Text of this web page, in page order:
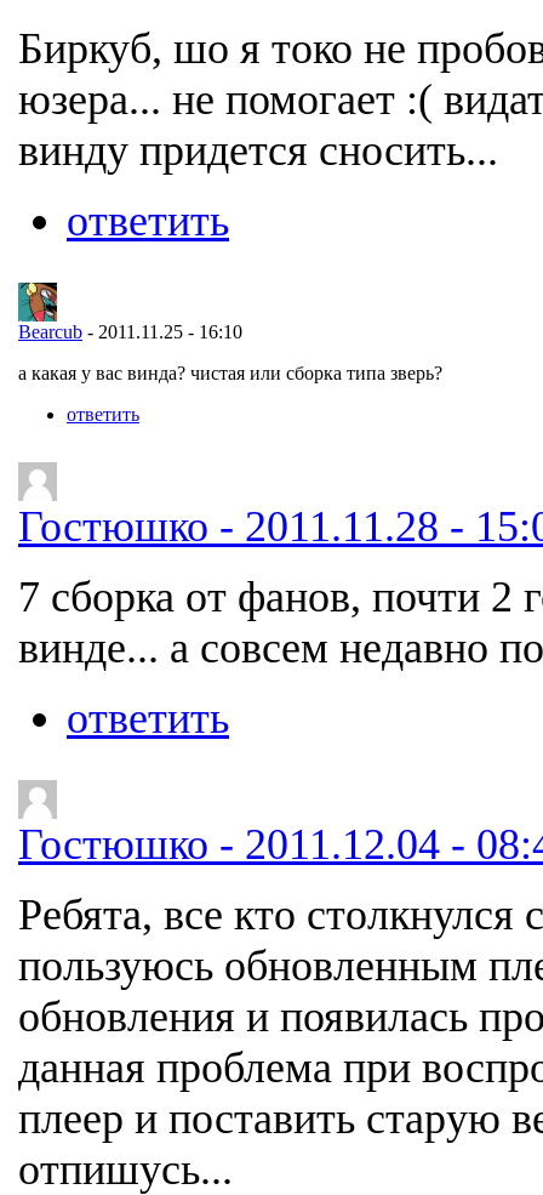
Биркуб, шо я токо не
юзера... не помогает :(
винду придется сносить...
ответить
Bearcub - 2011.11.25 - 16:10
а какая у вас винда? чистая или сборка типа зверь?
ответить
Гостюшко - 2011.11.28 -
7 сборка от фанов, почти 2
винде... а совсем недавно
ответить
Гостюшко - 2011.12.04 -
Ребята, все кто
пользуюсь обновленным
обновления и появилась
данная проблема при
плеер и поставить старую
отпишусь...